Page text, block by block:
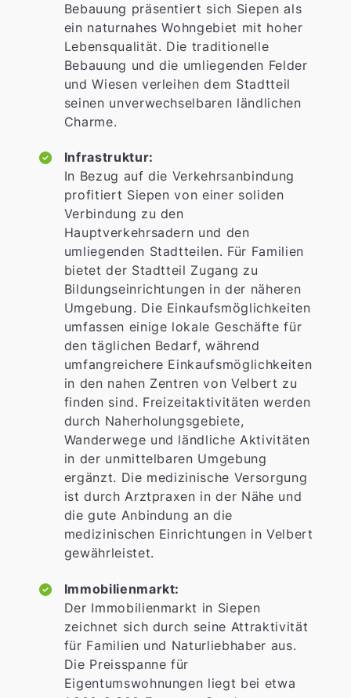
Bebauung präsentiert sich Siepen als
ein naturnahes Wohngebiet mit hoher
Lebensqualität. Die traditionelle
Bebauung und die umliegenden Felder
und Wiesen verleihen dem Stadtteil
seinen unverwechselbaren ländlichen
Charme.
Infrastruktur:
In Bezug auf die Verkehrsanbindung
profitiert Siepen von einer soliden
Verbindung zu den
Hauptverkehrsadern und den
umliegenden Stadtteilen. Für Familien
bietet der Stadtteil Zugang zu
Bildungseinrichtungen in der näheren
Umgebung. Die Einkaufsmöglichkeiten
umfassen einige lokale Geschäfte für
den täglichen Bedarf, während
umfangreichere Einkaufsmöglichkeiten
in den nahen Zentren von Velbert zu
finden sind. Freizeitaktivitäten werden
durch Naherholungsgebiete,
Wanderwege und ländliche Aktivitäten
in der unmittelbaren Umgebung
ergänzt. Die medizinische Versorgung
ist durch Arztpraxen in der Nähe und
die gute Anbindung an die
medizinischen Einrichtungen in Velbert
gewährleistet.
Immobilienmarkt:
Der Immobilienmarkt in Siepen
zeichnet sich durch seine Attraktivität
für Familien und Naturliebhaber aus.
Die Preisspanne für
Eigentumswohnungen liegt bei etwa